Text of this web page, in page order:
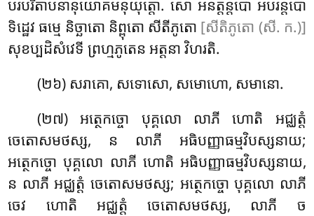
បរបរិតាបនានុយោគមនុយុត្តោ. សោ អនត្តន្តបោ អបរន្តបោ
ទិដ្ឋេវ ធម្មេ និច្ឆាតោ និព្ពុតោ សីតីភូតោ [សីតិភូតោ (សី. ក.)]
សុខប្បដិសំវេទី ព្រហ្មភូតេន អត្តនា វិហរតិ.
(២៦) សរាគោ, សទោសោ, សមោហោ, សមានោ.
(២៧) អត្ថេកច្ចោ បុគ្គលោ លាភី ហោតិ អជ្ឈត្តំ
ចេតោសមថស្ស, ន លាភី អធិបញ្ញាធម្មវិបស្សនាយ;
អត្ថេកច្ចោបុគ្គលោ លាភី ហោតិ អធិបញ្ញាធម្មវិបស្សនាយ,
ន លាភី អជ្ឈត្តំ ចេតោសមថស្ស; អត្ថេកច្ចោ បុគ្គលោ លាភី
ចេវ ហោតិ អជ្ឈត្តំ ចេតោសមថស្ស, លាភី ច